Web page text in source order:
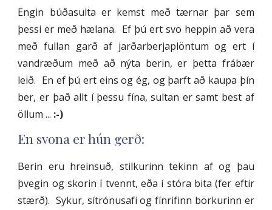
Engin búðasulta er kemst með tærnar þar sem
þessi er með hælana. Ef þú ert svo heppin að vera
með fullan garð af jarðarberjaplöntum og ert í
vandræðum með að nýta berin, er þetta frábær
leið. En ef þú ert eins og ég, og þarft að kaupa þín
ber, er það allt í þessu fína, sultan er samt best af
öllum ... :-)
En svona er hún gerð:
Berin eru hreinsuð, stilkurinn tekinn af og þau
þvegin og skorin í tvennt, eða í stóra bita (fer eftir
stærð). Sykur, sítrónusafi og fínrifinn börkurinn er